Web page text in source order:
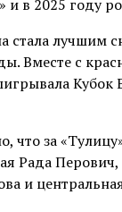
и в 2025 году
стала лучшим
Вместе с
Кубок
что за
Рада
и